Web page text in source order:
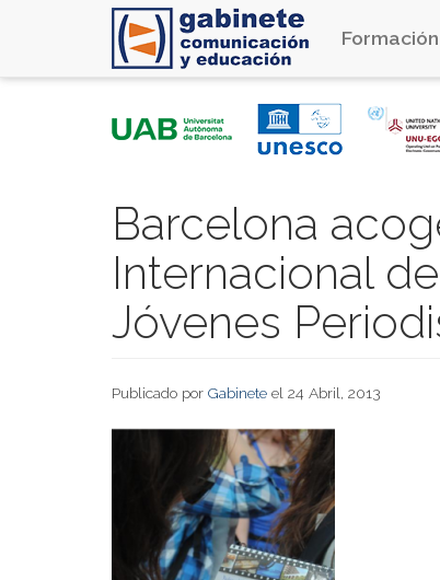
Formación
Barcelona
Internacional
Jóvenes
Publicado por Gabinete el 24 Abril, 2013